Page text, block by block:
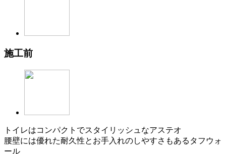
施工前
トイレはコンパクトでスタイリッシュなアステオ
腰壁には優れた耐久性とお手入れのしやすさもあるタフウォ
ール